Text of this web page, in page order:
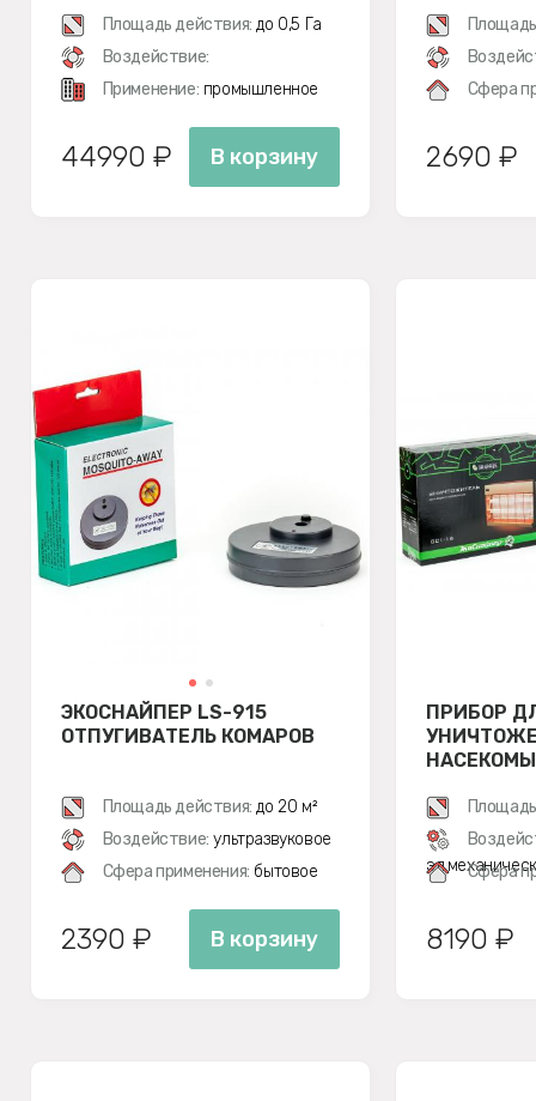
Площадь действия: до 0,5 Га
Воздействие:
Применение: промышленное
44990 ₽ В корзину
Сфера
2690 ₽
ЭКОСНАЙПЕР LS-915
ОТПУГИВАТЕЛЬ КОМАРОВ
Площадь действия: до 20 м²
Воздействие: ультразвуковое
Сфера применения: бытовое
2390 ₽ В корзину
ПРИБОР
Сфера
8190 ₽